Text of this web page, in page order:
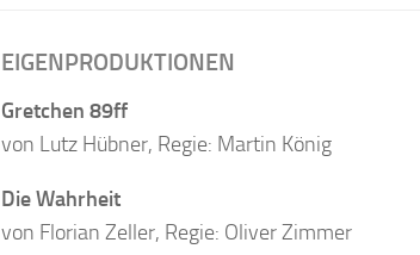
EIGENPRODUKTIONEN
Gretchen 89ff
von Lutz Hübner, Regie: Martin König
Die Wahrheit
von Florian Zeller, Regie: Oliver Zimmer